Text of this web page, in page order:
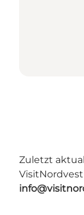
Zuletzt